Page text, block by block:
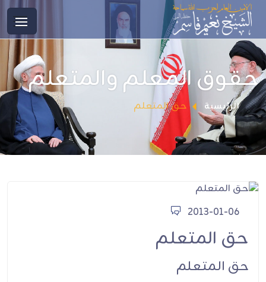
حقوق المعلم والمتعلم
الرئيسية حق المتعلم
2013-01-06
حق المتعلم
حق المتعلم